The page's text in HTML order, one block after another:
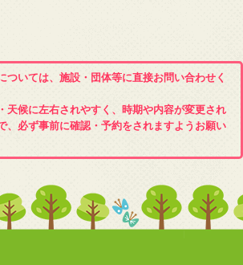
いては、施設・団体等に直接お問い合わせく
天候に左右されやすく、時期や内容が変更され
、必ず事前に確認・予約をされますようお願い